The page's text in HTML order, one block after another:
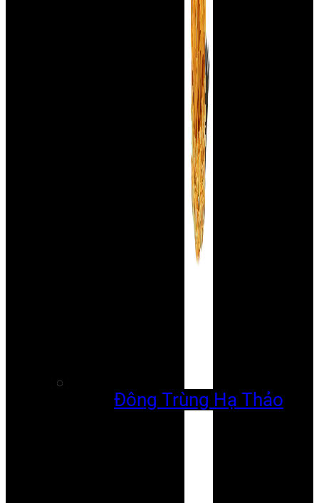
Đông Trùng Hạ Thảo